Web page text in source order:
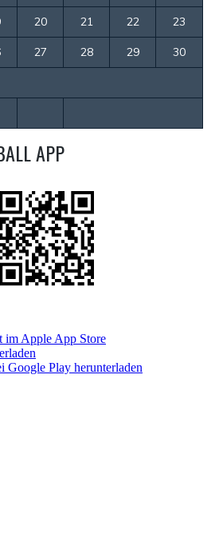
20 21 22 23
27 28 29 30
APP